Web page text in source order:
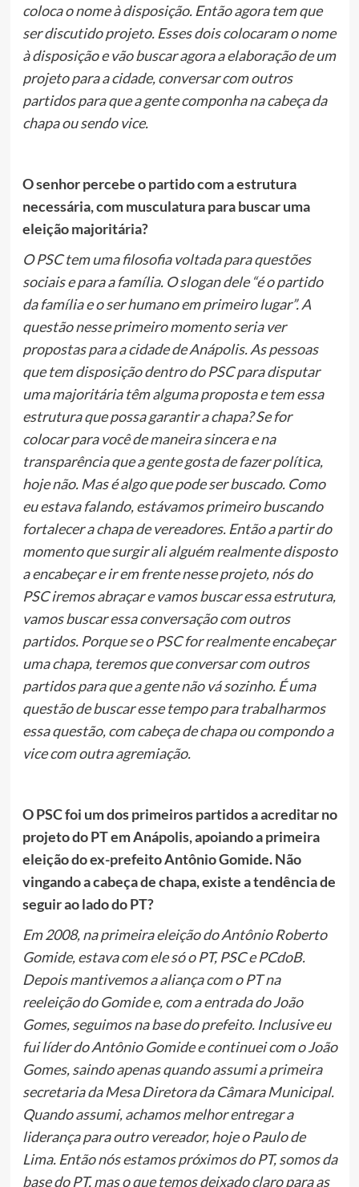
coloca o nome à disposição. Então agora tem que
ser discutido projeto. Esses dois colocaram o nome
à disposição e vão buscar agora a elaboração de um
projeto para a cidade, conversar com outros
partidos para que a gente componha na cabeça da
chapa ou sendo vice.
O senhor percebe o partido com a estrutura
necessária, com musculatura para buscar uma
eleição majoritária?
O PSC tem uma filosofia voltada para questões
sociais e para a família. O slogan dele “é o partido
da família e o ser humano em primeiro lugar”. A
questão nesse primeiro momento seria ver
propostas para a cidade de Anápolis. As pessoas
que tem disposição dentro do PSC para disputar
uma majoritária têm alguma proposta e tem essa
estrutura que possa garantir a chapa? Se for
colocar para você de maneira sincera e na
transparência que a gente gosta de fazer política,
hoje não. Mas é algo que pode ser buscado. Como
eu estava falando, estávamos primeiro buscando
fortalecer a chapa de vereadores. Então a partir do
momento que surgir ali alguém realmente disposto
a encabeçar e ir em frente nesse projeto, nós do
PSC iremos abraçar e vamos buscar essa estrutura,
vamos buscar essa conversação com outros
partidos. Porque se o PSC for realmente encabeçar
uma chapa, teremos que conversar com outros
partidos para que a gente não vá sozinho. É uma
questão de buscar esse tempo para trabalharmos
essa questão, com cabeça de chapa ou compondo a
vice com outra agremiação.
O PSC foi um dos primeiros partidos a acreditar no
projeto do PT em Anápolis, apoiando a primeira
eleição do ex-prefeito Antônio Gomide. Não
vingando a cabeça de chapa, existe a tendência de
seguir ao lado do PT?
Em 2008, na primeira eleição do Antônio Roberto
Gomide, estava com ele só o PT, PSC e PCdoB.
Depois mantivemos a aliança com o PT na
reeleição do Gomide e, com a entrada do João
Gomes, seguimos na base do prefeito. Inclusive eu
fui líder do Antônio Gomide e continuei com o João
Gomes, saindo apenas quando assumi a primeira
secretaria da Mesa Diretora da Câmara Municipal.
Quando assumi, achamos melhor entregar a
liderança para outro vereador, hoje o Paulo de
Lima. Então nós estamos próximos do PT, somos da
base do PT, mas o que temos deixado claro para as